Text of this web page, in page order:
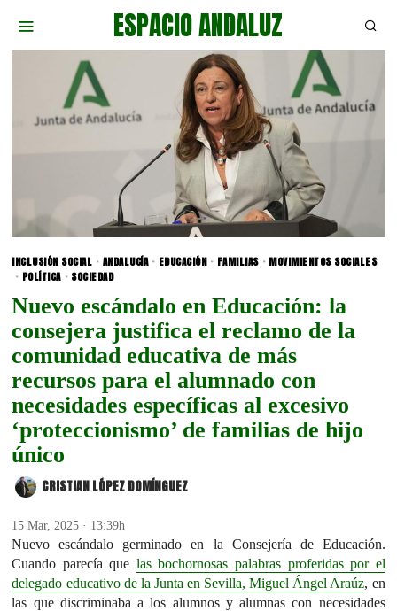
ESPACIO ANDALUZ
INCLUSIÓN SOCIAL · ANDALUCÍA · EDUCACIÓN · FAMILIAS · MOVIMIENTOS SOCIALES
· POLÍTICA · SOCIEDAD
Nuevo escándalo en Educación: la
consejera justifica el reclamo de la
comunidad educativa de más
recursos para el alumnado con
necesidades específicas al excesivo
‘proteccionismo’ de familias de hijo
único
CRISTIAN LÓPEZ DOMÍNGUEZ
15 Mar, 2025 · 13:39h
Nuevo escándalo germinado en la Consejería de Educación.
Cuando parecía que las bochornosas palabras proferidas por el
delegado educativo de la Junta en Sevilla, Miguel Ángel Araúz, en
las que discriminaba a los alumnos y alumnas con necesidades